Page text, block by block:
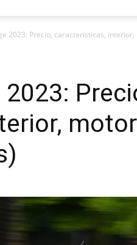
2023: Precio, características,